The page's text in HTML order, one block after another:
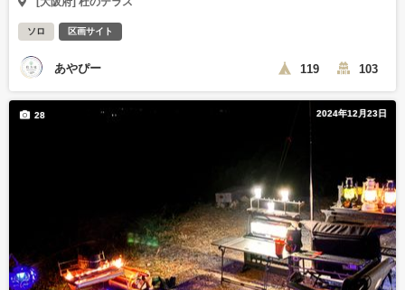
ソロ 区画サイト
あやぴー 119 103
2024年12月23日
28